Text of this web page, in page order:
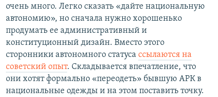
очень много. Легко сказать «дайте национальную
автономию», но сначала нужно хорошенько
продумать ее административный и
конституционный дизайн. Вместо этого
сторонники автономного статуса ссылаются на
советский опыт. Складывается впечатление, что
они хотят формально «переодеть» бывшую АРК в
национальные одежды и на этом поставить точку.